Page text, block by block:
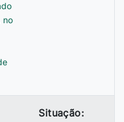
no
Situação: